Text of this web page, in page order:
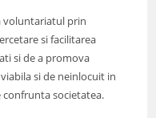
voluntariatul prin
si facilitarea
si de a promova
si de neinlocuit in
societatea.